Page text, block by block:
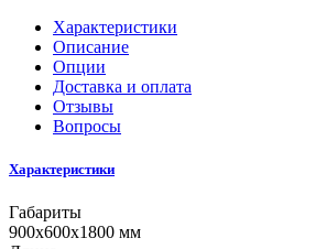
Характеристики
Описание
Опции
Доставка и оплата
Отзывы
Вопросы
Характеристики
Габариты
900x600x1800 мм